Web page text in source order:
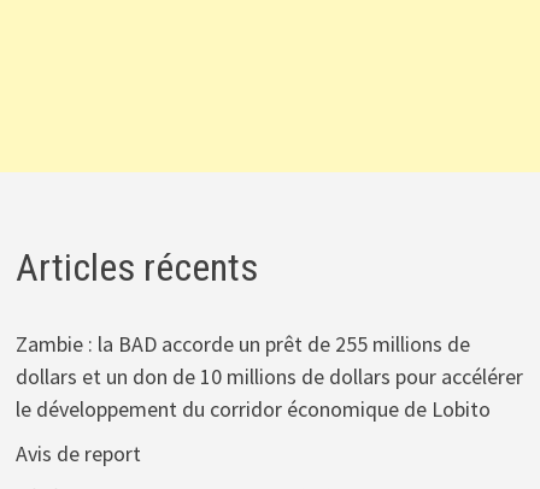
Articles récents
Zambie : la BAD accorde un prêt de 255 millions de
dollars et un don de 10 millions de dollars pour accélérer
le développement du corridor économique de Lobito
Avis de report